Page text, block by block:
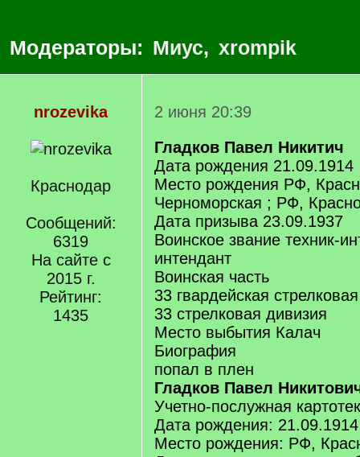
Модераторы: Миус, xrompik
nrozevika
Краснодар
Сообщений:
6319
На сайте с
2015 г.
Рейтинг:
1435
2 июня 20:39
Гладков Павел Никитич
Дата рождения 21.09.1914
Место рождения РФ,
Черноморская ; РФ,
Дата призыва 23.09.1937
Воинское звание техник-
интендант
Воинская часть
33 гвардейская
33 стрелковая дивизия
Место выбытия Калач
Биография
попал в плен
Гладков Павел
Учетно-послужная
Дата рождения: 21.09.1914
Место рождения: РФ,